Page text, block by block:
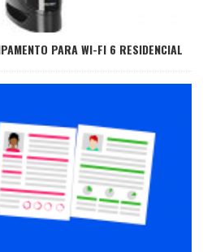
PARA WI-FI 6 RESIDENCIAL